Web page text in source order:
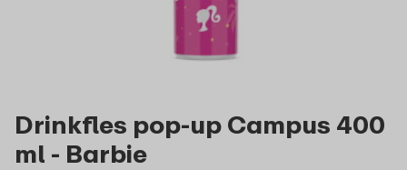
Drinkfles pop-up Campus 400
ml - Barbie